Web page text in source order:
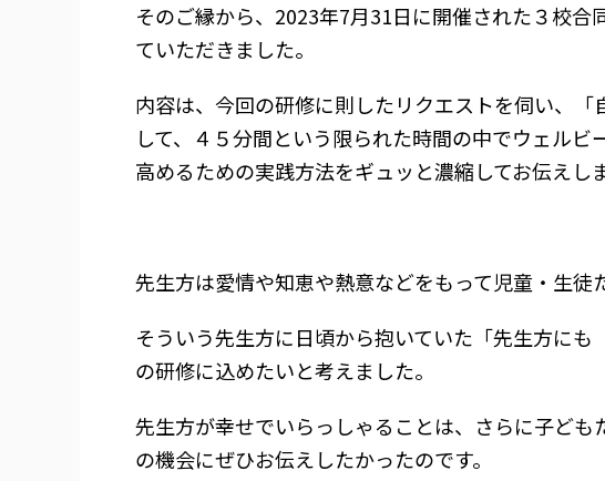
そのご縁から、2023年7月31日に開催された３校
ていただきました。
内容は、今回の研修に則したリクエストを伺い、
して、４５分間という限られた時間の中でウェル
高めるための実践方法をギュッと濃縮してお伝えし
先生方は愛情や知恵や熱意などをもって児童・生徒
そういう先生方に日頃から抱いていた「先生方に
の研修に込めたいと考えました。
先生方が幸せでいらっしゃることは、さらに子ど
の機会にぜひお伝えしたかったのです。